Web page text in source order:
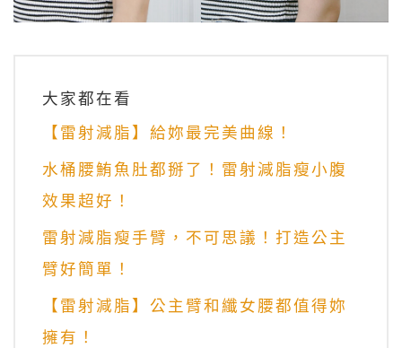
大家都在看
【雷射減脂】給妳最完美曲線！
水桶腰鮪魚肚都掰了！雷射減脂瘦小腹
效果超好！
雷射減脂瘦手臂，不可思議！打造公主
臂好簡單！
【雷射減脂】公主臂和纖女腰都值得妳
擁有！